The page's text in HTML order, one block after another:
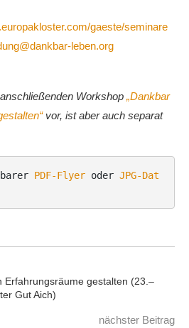
gaeste/seminare
leben.org
Workshop „Dankbar
vor, ist aber auch separat
PDF-Flyer oder JPG-Dat
Erfahrungsräume gestalten (23.–
Gut Aich)
nächster Beitrag